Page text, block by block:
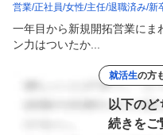
営業 正社員 女性 主任 退職済み 新
一年目から新規開拓営業にま
ン力はついたか...
就活生の方
以下の
続きをご